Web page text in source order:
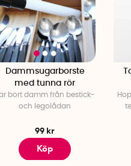
Dammsugarborste
med tunna rör
bort damm från bestick-
och legolådan
99 kr
Köp